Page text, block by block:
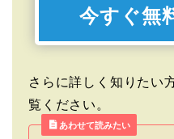
今すぐ無
さらに詳しく知りたい
覧ください。
あわせて読みたい